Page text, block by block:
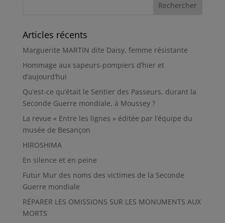
Articles récents
Marguerite MARTIN dite Daisy, femme résistante
Hommage aux sapeurs-pompiers d’hier et
d’aujourd’hui
Qu’est-ce qu’était le Sentier des Passeurs, durant la
Seconde Guerre mondiale, à Moussey ?
La revue « Entre les lignes » éditée par l’équipe du
musée de Besançon
HIROSHIMA
En silence et en peine
Futur Mur des noms des victimes de la Seconde
Guerre mondiale
RÉPARER LES OMISSIONS SUR LES MONUMENTS AUX
MORTS